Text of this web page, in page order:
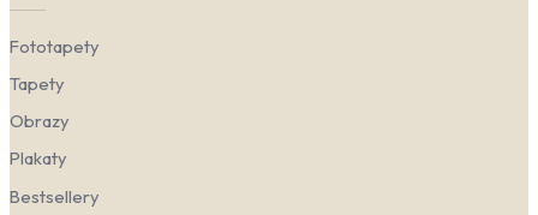
Fototapety
Tapety
Obrazy
Plakaty
Bestsellery